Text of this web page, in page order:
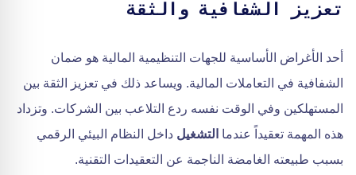
تعزيز الشفافية والثقة
أحد الأغراض الأساسية للجهات التنظيمية المالية هو ضمان
الشفافية في التعاملات المالية. ويساعد ذلك في تعزيز الثقة بين
المستهلكين وفي الوقت نفسه ردع التلاعب بين الشركات. وتزداد
هذه المهمة تعقيداً عندما التشغيل داخل النظام البيئي الرقمي
بسبب طبيعته الغامضة الناجمة عن التعقيدات التقنية.